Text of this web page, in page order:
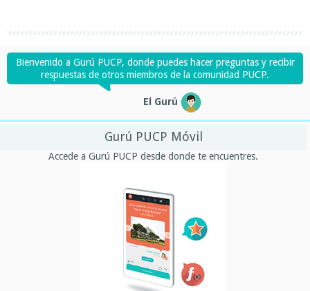
Bienvenido a Gurú PUCP, donde puedes hacer preguntas y recibir
respuestas de otros miembros de la comunidad PUCP.
El Gurú
Gurú PUCP Móvil
Accede a Gurú PUCP desde donde te encuentres.